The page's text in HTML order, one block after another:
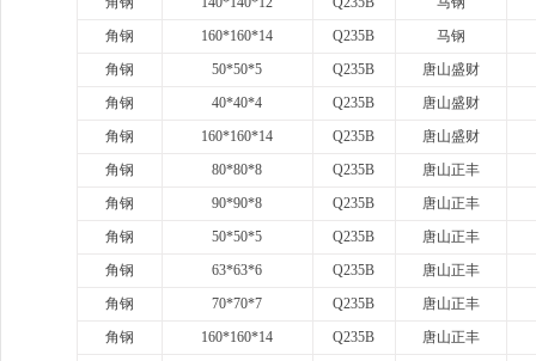
角钢
160*160*14 Q235B
马钢
角钢
50*50*5 Q235B
唐山盛财
角钢
40*40*4 Q235B
唐山盛财
角钢
160*160*14 Q235B
唐山盛财
角钢
80*80*8 Q235B
唐山正丰
角钢
90*90*8 Q235B
唐山正丰
角钢
50*50*5 Q235B
唐山正丰
角钢
63*63*6 Q235B
唐山正丰
角钢
70*70*7 Q235B
唐山正丰
角钢
160*160*14 Q235B
唐山正丰